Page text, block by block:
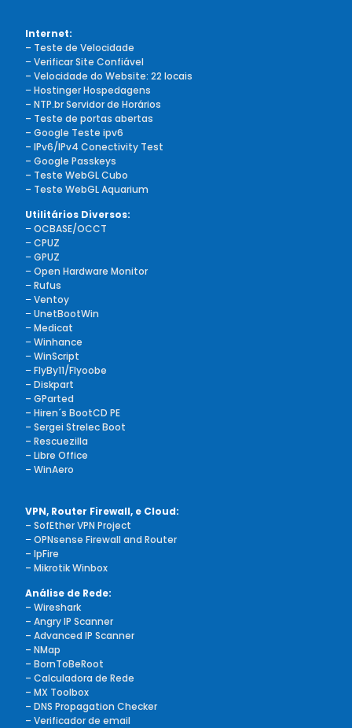
Internet:
– Teste de Velocidade
–Verificar Site Confiável
– Velocidade do Website: 22 locais
–Hostinger Hospedagens
– NTP.br Servidor de Horários
– Teste de portas abertas
– Google Teste ipv6
– IPv6/IPv4 Conectivity Test
– Google Passkeys
– Teste WebGL Cubo
– Teste WebGL Aquarium
Utilitários Diversos:
–OCBASE/OCCT
–CPUZ
–GPUZ
–Open Hardware Monitor
–Rufus
–Ventoy
–UnetBootWin
–Medicat
–Winhance
–WinScript
–FlyBy11/Flyoobe
– Diskpart
– GParted
– Hiren´s BootCD PE
– Sergei Strelec Boot
– Rescuezilla
– Libre Office
– WinAero
VPN, Router Firewall, e Cloud:
– SofEther VPN Project
–OPNsense Firewall and Router
– IpFire
– Mikrotik Winbox
Análise de Rede:
– Wireshark
– Angry IP Scanner
– Advanced IP Scanner
– NMap
– BornToBeRoot
– Calculadora de Rede
– MX Toolbox
– DNS Propagation Checker
– Verificador de email